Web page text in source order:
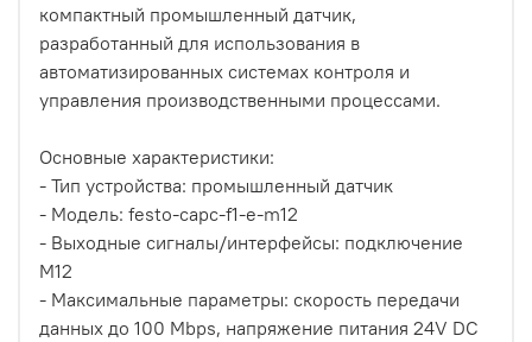
компактный промышленный датчик,
разработанный для использования в
автоматизированных системах контроля и
управления производственными процессами.
Основные характеристики:
- Тип устройства: промышленный датчик
- Модель: festo-capc-f1-e-m12
- Выходные сигналы/интерфейсы: подключение
M12
- Максимальные параметры: скорость передачи
данных до 100 Mbps, напряжение питания 24V DC